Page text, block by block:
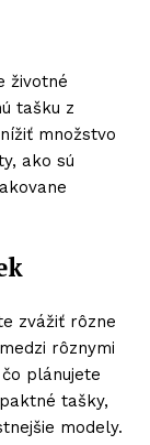
životné
tašku z
množstvo
ako sú
zvážiť rôzne
rôznymi
plánujete
tašky,
modely.